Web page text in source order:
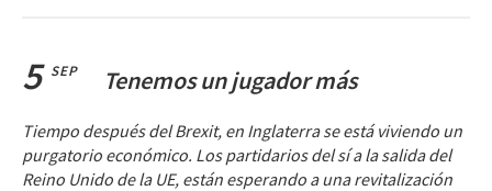
5 SEP Tenemos un jugador más
Tiempo después del Brexit, en Inglaterra se está viviendo un
purgatorio económico. Los partidarios del sí a la salida del
Reino Unido de la UE, están esperando a una revitalización